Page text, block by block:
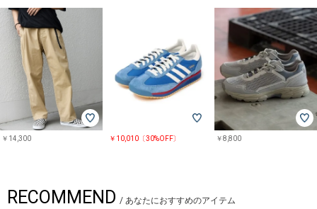
￥14,300 ￥10,010〔30%OFF〕 ￥8,800
RECOMMEND / あなたにおすすめのアイテム